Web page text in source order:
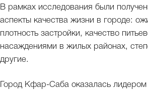
В рамках исследования были
аспекты качества жизни в городе:
плотность застройки, качество
насаждениями в жилых районах,
другие.
Город Кфар-Саба оказалась